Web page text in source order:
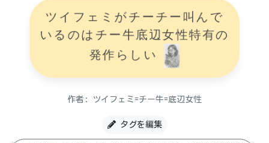
ツイフェミがチーチー叫んで
いるのはチー牛底辺女性特有の
発作らしい
作者: ツイフェミ=チー牛=底辺女性
タグを編集